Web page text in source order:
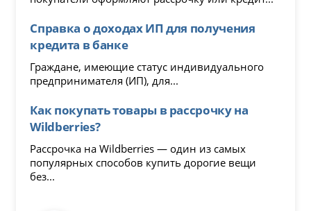
Справка о доходах ИП для получения
кредита в банке
Граждане, имеющие статус индивидуального
предпринимателя (ИП), для...
Как покупать товары в рассрочку на
Wildberries?
Рассрочка на Wildberries — один из самых
популярных способов купить дорогие вещи
без...